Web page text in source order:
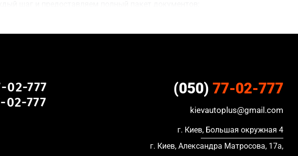
с пробегом;
02-777
02-777
(050) 77-02-777
kievautoplus@gmail.com
г. Киев, Большая окружная 4
г. Киев, Александра Матросова, 17а,